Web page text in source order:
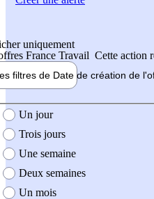
uniquement
France Travail Cette action
filtres de Date de création de
création de l'offre
Un jour
Trois jours
Une semaine
Deux semaines
Un mois